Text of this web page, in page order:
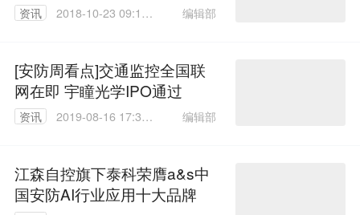
持续的城市和建筑
资讯
2018-10-23 09:10:
编辑部
[安防周看点]交通监控全国联
网在即 宇瞳光学IPO通过
资讯
2019-08-16 17:39:
编辑部
江森自控旗下泰科荣膺a&s中
国安防AI行业应用十大品牌